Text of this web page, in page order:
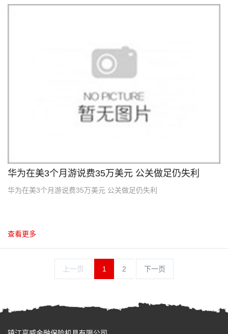
华为在美3个月游说费35万美元 公关做足仍失利
华为在美3个月游说费35万美元 公关做足仍失利
查看更多
10
上一页 1 2 下一页